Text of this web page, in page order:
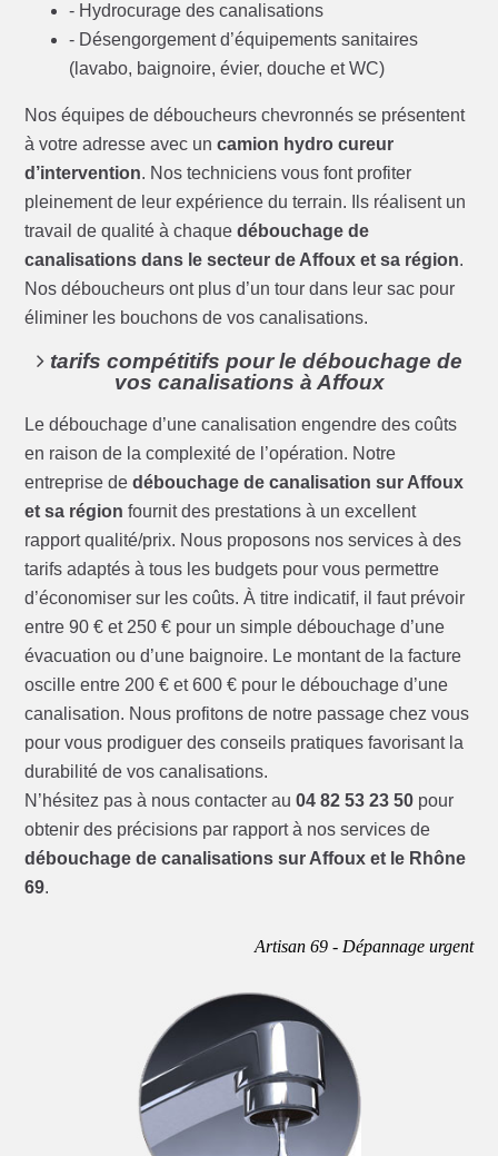
- Hydrocurage des canalisations
- Désengorgement d’équipements sanitaires
(lavabo, baignoire, évier, douche et WC)
Nos équipes de déboucheurs chevronnés se présentent
à votre adresse avec uncamion hydro cureur
d’intervention. Nos techniciens vous font profiter
pleinement de leur expérience du terrain. Ils réalisent un
travail de qualité à chaquedébouchage de
canalisations dans le secteur de Affoux et sa région.
Nos déboucheurs ont plus d’un tour dans leur sac pour
éliminer les bouchons de vos canalisations.
tarifs compétitifs pour le débouchage de
vos canalisations à Affoux
Le débouchage d’une canalisation engendre des coûts
en raison de la complexité de l’opération. Notre
entreprise dedébouchage de canalisation sur Affoux
et sa région fournit des prestations à un excellent
rapport qualité/prix. Nous proposons nos services à des
tarifs adaptés à tous les budgets pour vous permettre
d’économiser sur les coûts. À titre indicatif, il faut prévoir
entre 90 € et 250 € pour un simple débouchage d’une
évacuation ou d’une baignoire. Le montant de la facture
oscille entre 200 € et 600 € pour le débouchage d’une
canalisation. Nous profitons de notre passage chez vous
pour vous prodiguer des conseils pratiques favorisant la
durabilité de vos canalisations.
N’hésitez pas à nous contacter au04 82 53 23 50 pour
obtenir des précisions par rapport à nos services de
débouchage de canalisations sur Affoux et le Rhône
69.
Artisan 69 - Dépannage urgent